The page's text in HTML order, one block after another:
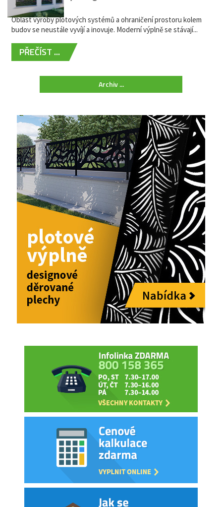
žádná údržba
Oblast výroby plotových systémů a ohraničení prostoru kolem
budov se neustále vyvíjí a inovuje. Moderní výplně se stávají...
PŘEČÍST ...
Archiv ...